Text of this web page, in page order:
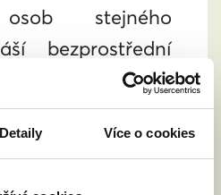
Detaily Více o cookies
stejného
bezprostřední
vytrvalosti a
je pro Českou
inspirací.